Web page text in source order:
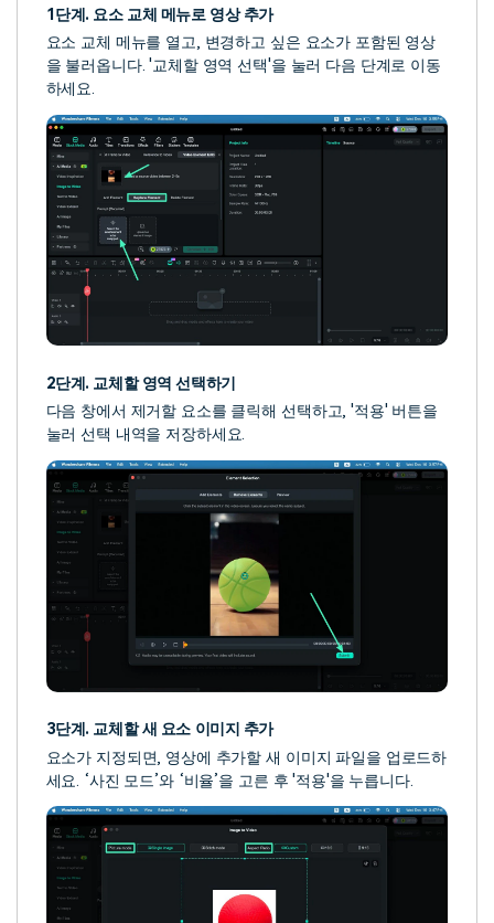
1단계. 요소 교체 메뉴로 영상 추가
요소 교체 메뉴를 열고, 변경하고 싶은 요소가 포함된 영상
을 불러옵니다. '교체할 영역 선택'을 눌러 다음 단계로 이동
하세요.
2단계. 교체할 영역 선택하기
다음 창에서 제거할 요소를 클릭해 선택하고, '적용' 버튼을
눌러 선택 내역을 저장하세요.
3단계. 교체할 새 요소 이미지 추가
요소가 지정되면, 영상에 추가할 새 이미지 파일을 업로드하
세요. ‘사진 모드’와 ‘비율’을 고른 후 '적용'을 누릅니다.